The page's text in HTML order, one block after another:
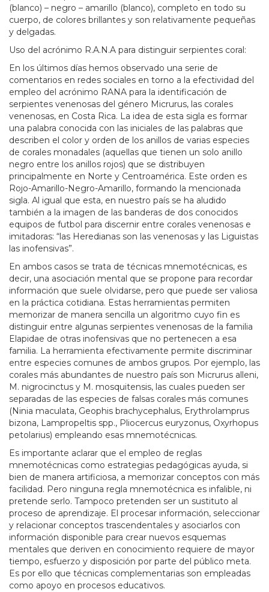
(blanco) – negro – amarillo (blanco), completo en todo su
cuerpo, de colores brillantes y son relativamente pequeñas
y delgadas.
Uso del acrónimo R.A.N.A para distinguir serpientes coral:
En los últimos días hemos observado una serie de
comentarios en redes sociales en torno a la efectividad del
empleo del acrónimo RANA para la identificación de
serpientes venenosas del género Micrurus, las corales
venenosas, en Costa Rica. La idea de esta sigla es formar
una palabra conocida con las iniciales de las palabras que
describen el color y orden de los anillos de varias especies
de corales monadales (aquellas que tienen un solo anillo
negro entre los anillos rojos) que se distribuyen
principalmente en Norte y Centroamérica. Este orden es
Rojo-Amarillo-Negro-Amarillo, formando la mencionada
sigla. Al igual que esta, en nuestro país se ha aludido
también a la imagen de las banderas de dos conocidos
equipos de futbol para discernir entre corales venenosas e
imitadoras: “las Heredianas son las venenosas y las Liguistas
las inofensivas”.
En ambos casos se trata de técnicas mnemotécnicas, es
decir, una asociación mental que se propone para recordar
información que suele olvidarse, pero que puede ser valiosa
en la práctica cotidiana. Estas herramientas permiten
memorizar de manera sencilla un algoritmo cuyo fin es
distinguir entre algunas serpientes venenosas de la familia
Elapidae de otras inofensivas que no pertenecen a esa
familia. La herramienta efectivamente permite discriminar
entre especies comunes de ambos grupos. Por ejemplo, las
corales más abundantes de nuestro país son Micrurus alleni,
M. nigrocinctus y M. mosquitensis, las cuales pueden ser
separadas de las especies de falsas corales más comunes
(Ninia maculata, Geophis brachycephalus, Erythrolamprus
bizona, Lampropeltis spp., Pliocercus euryzonus, Oxyrhopus
petolarius) empleando esas mnemotécnicas.
Es importante aclarar que el empleo de reglas
mnemotécnicas como estrategias pedagógicas ayuda, si
bien de manera artificiosa, a memorizar conceptos con más
facilidad. Pero ninguna regla mnemotécnica es infalible, ni
pretende serlo. Tampoco pretenden ser un sustituto al
proceso de aprendizaje. El procesar información, seleccionar
y relacionar conceptos trascendentales y asociarlos con
información disponible para crear nuevos esquemas
mentales que deriven en conocimiento requiere de mayor
tiempo, esfuerzo y disposición por parte del público meta.
Es por ello que técnicas complementarias son empleadas
como apoyo en procesos educativos.